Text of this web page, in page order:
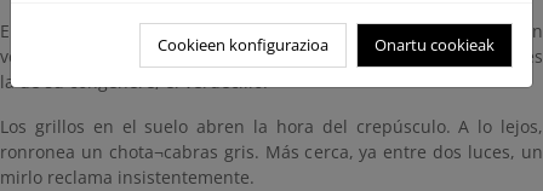
El papamoscas gris da paso al gruñido de una urraca. Un
verderón común interpreta su sencilla canción. Algo más alegre es
la de su congénere, el verdecillo.
Los grillos en el suelo abren la hora del crepúsculo. A lo lejos,
ronronea un chota¬cabras gris. Más cerca, ya entre dos luces, un
mirlo reclama insistentemente.
Cookieen konfigurazioa Onartu cookieak